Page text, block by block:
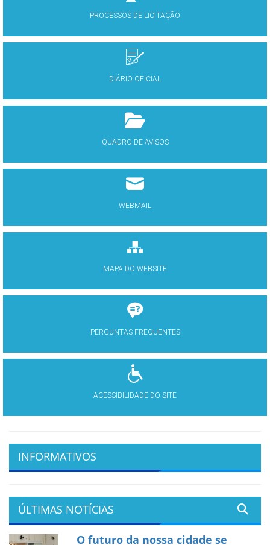
PROCESSOS DE LICITAÇÃO
DIÁRIO OFICIAL
QUADRO DE AVISOS
WEBMAIL
MAPA DO WEBSITE
PERGUNTAS FREQUENTES
ACESSIBILIDADE DO SITE
INFORMATIVOS
ÚLTIMAS NOTÍCIAS
O futuro da nossa cidade se